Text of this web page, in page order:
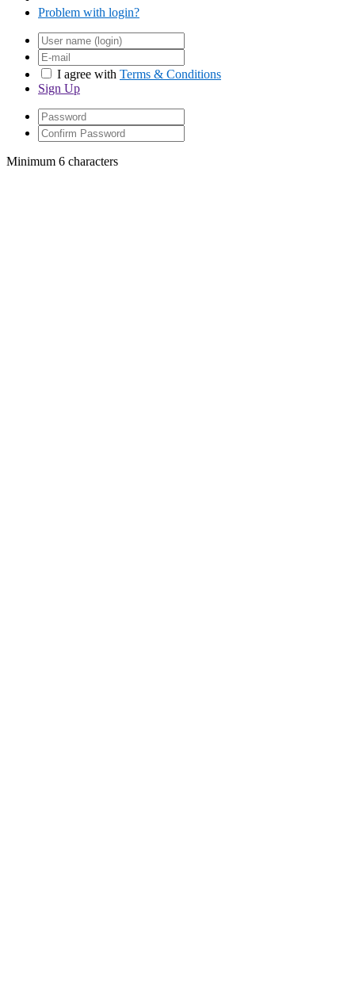
Problem with login?
I agree with Terms & Conditions
Sign Up
Minimum 6 characters